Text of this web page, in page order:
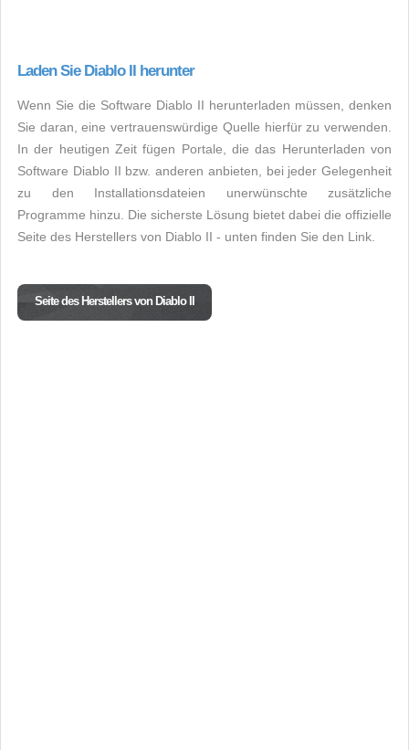
Laden Sie Diablo II herunter
Wenn Sie die Software Diablo II herunterladen müssen, denken
Sie daran, eine vertrauenswürdige Quelle hierfür zu verwenden.
In der heutigen Zeit fügen Portale, die das Herunterladen von
Software Diablo II bzw. anderen anbieten, bei jeder Gelegenheit
zu den Installationsdateien unerwünschte zusätzliche
Programme hinzu. Die sicherste Lösung bietet dabei die offizielle
Seite des Herstellers von Diablo II - unten finden Sie den Link.
Seite des Herstellers von Diablo II